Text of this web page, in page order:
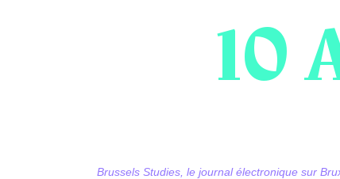
10
Brussels Studies, le journal électronique sur